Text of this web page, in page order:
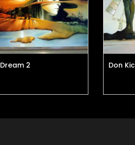
Dream 2 Don